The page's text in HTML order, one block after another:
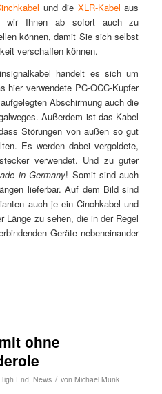
und die XLR-Kabel aus
wir Ihnen ab sofort auch zu
können, damit Sie sich selbst
verschaffen können.
handelt es sich um
hier verwendete PC-OCC-Kupfer
Abschirmung auch die
Außerdem ist das Kabel
Störungen von außen so gut
Es werden dabei vergoldete,
verwendet. Und zu guter
in Germany! Somit sind auch
lieferbar. Auf dem Bild sind
auch je ein Cinchkabel und
Länge zu sehen, die in der Regel
Geräte nebeneinander
ohne
End, News / von Michael Munk